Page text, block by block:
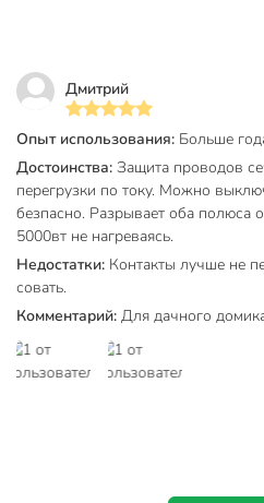
На лицевой панели
В аппарате
управления,
Геометрия боковых
разработана для
работы.
Упаковка из твердого
предотвращает
транспортировке и
Удобство монтажа
Возможность
Дмитрий
Опыт использования: Больше
Достоинства: Защита проводов
перегрузки по току. Можно
безпасно. Разрывает оба полюса
5000вт не нагреваясь.
Недостатки: Контакты лучше не
совать.
Комментарий: Для дачного